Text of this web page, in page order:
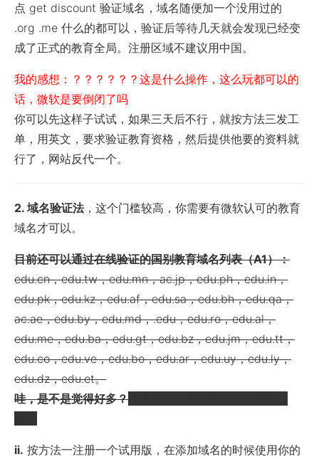
点 get discount 验证域名，域名随便加一个没用过的
.org .me 什么的都可以，验证后等待几天就会发现已经变
成了正式的教育全局。注册区域不建议用中国。
我的感想：？？？？？？这是什么操作，这么玩都可以的
话，微软是要倒闭了吗
你可以先这样子试试，如果三天后不行，就按方法三发工
单，用英文，要求验证教育资格，然后提供他要的资料就
行了，网站反代一个。
2. 域名验证法，这个门槛较高，你需要有微软认可的教育
域名才可以。
目前还可以通过在线验证的国别教育域名列表（A1）：
edu.cn，edu.tw，edu.mn，ac.jp，edu.ph，edu.in，
edu.pk，edu.kz，edu.af，edu.sa，edu.bh，edu.qa，
ac.ae，edu.by，edu.md，.edu，edu.ro，edu.al，
edu.me，edu.ba，edu.gt，edu.bz，edu.jm，edu.tt，
edu.co，edu.ve，edu.bo，edu.ar，edu.uy，edu.ly，
edu.dz，edu.et。
哇，是不是觉得好多？
ii. 按方法一注册一个试用版，在添加域名的时候使用你的